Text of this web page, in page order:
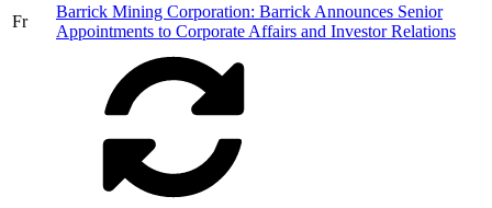
Fr
Barrick Mining Corporation: Barrick Announces Senior
Appointments to Corporate Affairs and Investor Relations